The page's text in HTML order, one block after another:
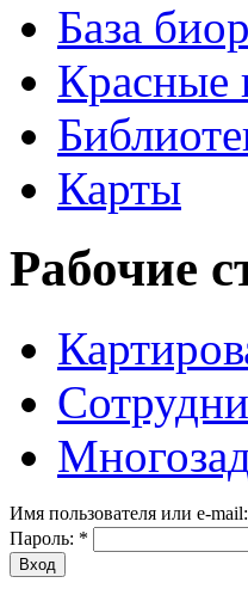
База
Красные
Карты
Рабочие
Имя пользователя или e-mail:
Пароль: *